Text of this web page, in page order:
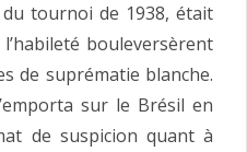
tournoi de 1938, était
bouleversèrent
de suprématie blanche.
sur le Brésil en
de suspicion quant à